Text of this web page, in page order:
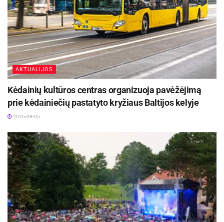
AKTUALIJOS
Kėdainių kultūros centras organizuoja pavėžėjimą
prie kėdainiečių pastatyto kryžiaus Baltijos kelyje
2026-08-05